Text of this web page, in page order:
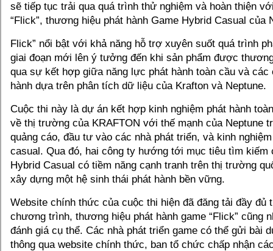
sẽ tiếp tục trải qua quá trình thử nghiệm và hoàn thiện
“Flick”, thương hiệu phát hành Game Hybrid Casual của
Flick” nổi bật với khả năng hỗ trợ xuyên suốt quá trình
giai đoạn mới lên ý tưởng đến khi sản phẩm được
qua sự kết hợp giữa năng lực phát hành toàn cầu và
hành dựa trên phân tích dữ liệu của Krafton và Neptune.
Cuộc thi này là dự án kết hợp kinh nghiệm phát hành
về thị trường của KRAFTON với thế mạnh của Neptune
quảng cáo, đầu tư vào các nhà phát triển, và kinh
casual. Qua đó, hai công ty hướng tới mục tiêu tìm kiếm
Hybrid Casual có tiềm năng cạnh tranh trên thị trường
xây dựng một hệ sinh thái phát hành bền vững.
Website chính thức của cuộc thi hiện đã đăng tải đầy đủ
chương trình, thương hiệu phát hành game “Flick” cũng
đánh giá cụ thể. Các nhà phát triển game có thể gửi bài
thông qua website chính thức, ban tổ chức chấp nhận